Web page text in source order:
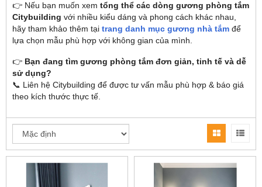
👉 Nếu bạn muốn xem tổng thể các dòng gương phòng tắm
Citybuilding với nhiều kiểu dáng và phong cách khác nhau,
hãy tham khảo thêm tại trang danh mục gương nhà tắm để
lựa chọn mẫu phù hợp với không gian của mình.
👉 Bạn đang tìm gương phòng tắm đơn giản, tinh tế và dễ
sử dụng?
📞 Liên hệ Citybuilding để được tư vấn mẫu phù hợp & báo giá
theo kích thước thực tế.